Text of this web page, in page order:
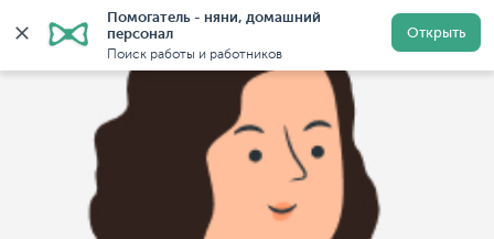
Помогатель - няни, домашний
персонал
Поиск работы и работников
Открыть
Главная Няни Няни в Москве Няни у метро